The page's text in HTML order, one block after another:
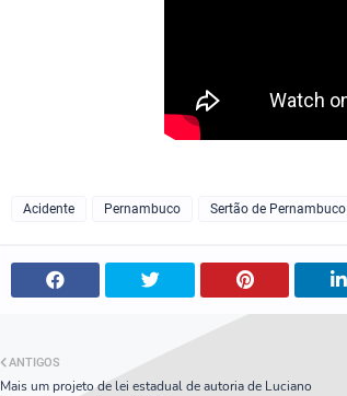
Acidente Pernambuco Sertão de Pernambuco
ANTIGOS
Mais um projeto de lei estadual de autoria de Luciano